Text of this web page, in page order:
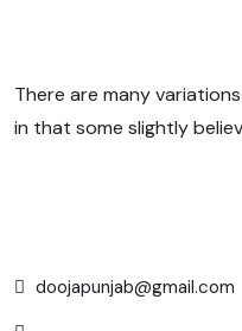
There are many
in that some slightly
doojapunjab@gmail.com